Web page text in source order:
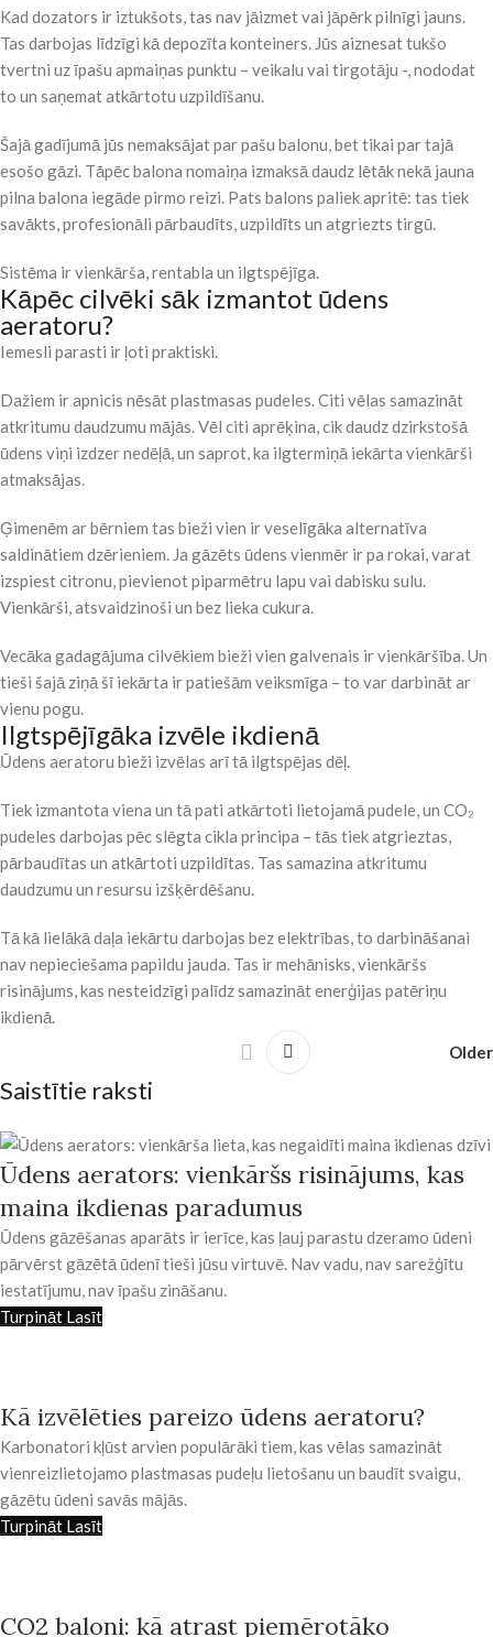
Kad dozators ir iztukšots, tas nav jāizmet vai jāpērk pilnīgi jauns.
Tas darbojas līdzīgi kā depozīta konteiners. Jūs aiznesat tukšo
tvertni uz īpašu apmaiņas punktu – veikalu vai tirgotāju -, nododat
to un saņemat atkārtotu uzpildīšanu.
Šajā gadījumā jūs nemaksājat par pašu balonu, bet tikai par tajā
esošo gāzi. Tāpēc balona nomaiņa izmaksā daudz lētāk nekā jauna
pilna balona iegāde pirmo reizi. Pats balons paliek apritē: tas tiek
savākts, profesionāli pārbaudīts, uzpildīts un atgriezts tirgū.
Sistēma ir vienkārša, rentabla un ilgtspējīga.
Kāpēc cilvēki sāk izmantot ūdens
aeratoru?
Iemesli parasti ir ļoti praktiski.
Dažiem ir apnicis nēsāt plastmasas pudeles. Citi vēlas samazināt
atkritumu daudzumu mājās. Vēl citi aprēķina, cik daudz dzirkstošā
ūdens viņi izdzer nedēļā, un saprot, ka ilgtermiņā iekārta vienkārši
atmaksājas.
Ģimenēm ar bērniem tas bieži vien ir veselīgāka alternatīva
saldinātiem dzērieniem. Ja gāzēts ūdens vienmēr ir pa rokai, varat
izspiest citronu, pievienot piparmētru lapu vai dabisku sulu.
Vienkārši, atsvaidzinoši un bez lieka cukura.
Vecāka gadagājuma cilvēkiem bieži vien galvenais ir vienkāršība. Un
tieši šajā ziņā šī iekārta ir patiešām veiksmīga – to var darbināt ar
vienu pogu.
Ilgtspējīgāka izvēle ikdienā
Ūdens aeratoru bieži izvēlas arī tā ilgtspējas dēļ.
Tiek izmantota viena un tā pati atkārtoti lietojamā pudele, un CO₂
pudeles darbojas pēc slēgta cikla principa – tās tiek atgrieztas,
pārbaudītas un atkārtoti uzpildītas. Tas samazina atkritumu
daudzumu un resursu izšķērdēšanu.
Tā kā lielākā daļa iekārtu darbojas bez elektrības, to darbināšanai
nav nepieciešama papildu jauda. Tas ir mehānisks, vienkāršs
risinājums, kas nesteidzīgi palīdz samazināt enerģijas patēriņu
ikdienā.
Older
Saistītie raksti
Ūdens aerators: vienkāršs risinājums, kas
maina ikdienas paradumus
Ūdens gāzēšanas aparāts ir ierīce, kas ļauj parastu dzeramo ūdeni
pārvērst gāzētā ūdenī tieši jūsu virtuvē. Nav vadu, nav sarežģītu
iestatījumu, nav īpašu zināšanu.
Turpināt Lasīt
Kā izvēlēties pareizo ūdens aeratoru?
Karbonatori kļūst arvien populārāki tiem, kas vēlas samazināt
vienreizlietojamo plastmasas pudeļu lietošanu un baudīt svaigu,
gāzētu ūdeni savās mājās.
Turpināt Lasīt
CO2 baloni: kā atrast piemērotāko